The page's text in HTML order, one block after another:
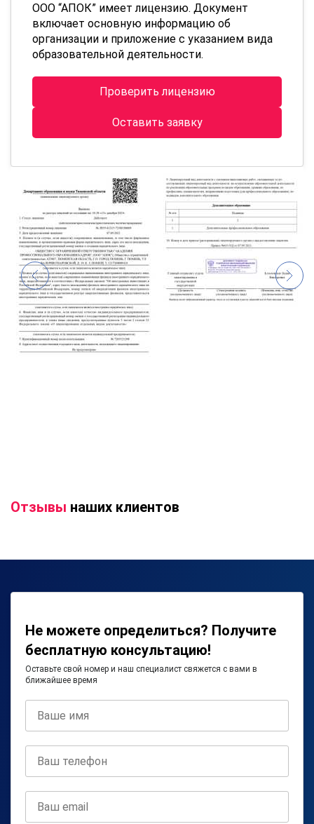
ООО “АПОК” имеет лицензию. Документ
включает основную информацию об
организации и приложение с указанием вида
образовательной деятельности.
Проверить лицензию
Оставить заявку
Отзывы наших клиентов
Не можете определиться? Получите
бесплатную консультацию!
Оставьте свой номер и наш специалист свяжется с вами в
ближайшее время